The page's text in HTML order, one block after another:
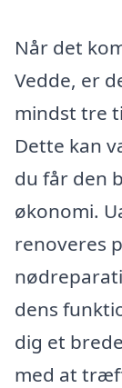
Når det
Vedde, er
mindst tre
Dette kan
du får den
økonomi.
renoveres
dens
dig et
med at